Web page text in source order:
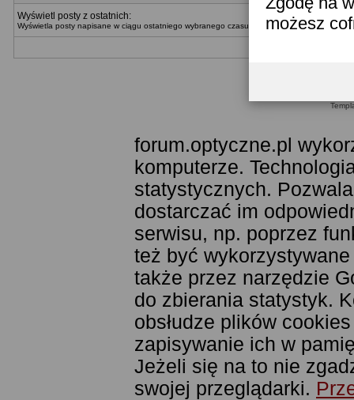
możesz
Wyświetl posty z ostatnich:
Wyświetla posty napisane w ciągu ostatniego wybranego czasu. Można wybrać metodę
forum.optyczne.pl
komputerze.
statystycznych.
dostarczać im
serwisu, np. poprzez
też być
także przez narzędzie
do zbierania statystyk.
obsłudze plików
zapisywanie ich w
Jeżeli się na to nie
swojej przeglądarki.